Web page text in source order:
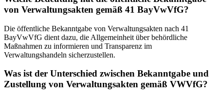
von Verwaltungsakten gemäß 41 BayVwVfG?
Die öffentliche Bekanntgabe von Verwaltungsakten nach 41
BayVwVfG dient dazu, die Allgemeinheit über behördliche
Maßnahmen zu informieren und Transparenz im
Verwaltungshandeln sicherzustellen.
Was ist der Unterschied zwischen Bekanntgabe und
Zustellung von Verwaltungsakten gemäß VWVfG?